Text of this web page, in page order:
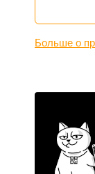
Больше о